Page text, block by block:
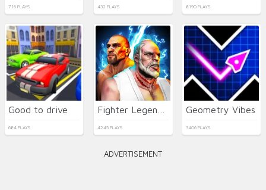
716 PLAYS 432 PLAYS 8190 PLAYS
Good to drive
684 PLAYS 4245 PLAYS
Geometry Vibes
3406 PLAYS
ADVERTISEMENT